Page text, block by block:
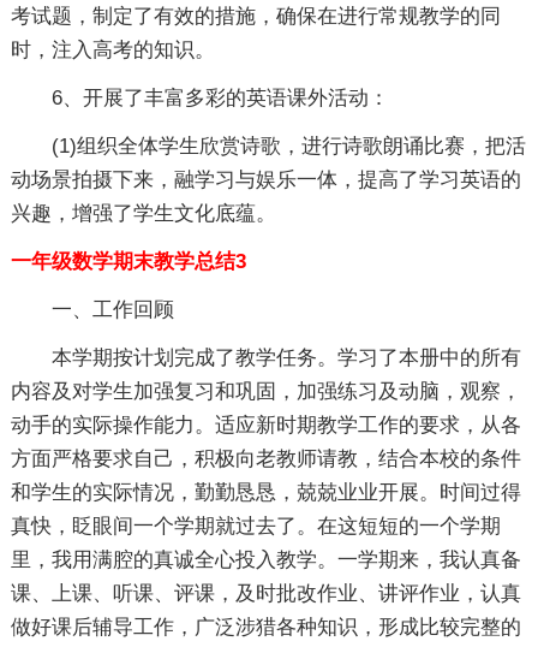
考试题，制定了有效的措施，确保在进行常规教学的同
时，注入高考的知识。
6、开展了丰富多彩的英语课外活动：
(1)组织全体学生欣赏诗歌，进行诗歌朗诵比赛，把活
动场景拍摄下来，融学习与娱乐一体，提高了学习英语的
兴趣，增强了学生文化底蕴。
一年级数学期末教学总结3
一、工作回顾
本学期按计划完成了教学任务。学习了本册中的所有
内容及对学生加强复习和巩固，加强练习及动脑，观察，
动手的实际操作能力。适应新时期教学工作的要求，从各
方面严格要求自己，积极向老教师请教，结合本校的条件
和学生的实际情况，勤勤恳恳，兢兢业业开展。时间过得
真快，眨眼间一个学期就过去了。在这短短的一个学期
里，我用满腔的真诚全心投入教学。一学期来，我认真备
课、上课、听课、评课，及时批改作业、讲评作业，认真
做好课后辅导工作，广泛涉猎各种知识，形成比较完整的